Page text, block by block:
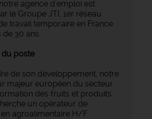
agence d'emploi est
le Groupe JTI, 1er réseau
travail temporaire en France
30 ans.
du poste
de son développement, notre
majeur européen du secteur
des fruits et produits
un opérateur de
agroalimentaire H/F.